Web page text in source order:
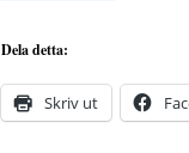
Dela detta:
Skriv ut